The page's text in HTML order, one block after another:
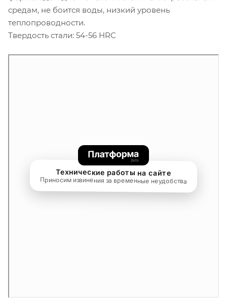
средам, не боится воды, низкий уровень
теплопроводности.
Твердость стали: 54-56 HRC